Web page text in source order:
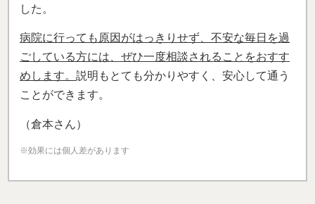
した。
病院に行っても原因がはっきりせず、不安な毎日を過
ごしている方には、ぜひ一度相談されることをおすす
めします。 説明もとても分かりやすく、安心して通う
ことができます。
（倉本さん）
※効果には個人差があります